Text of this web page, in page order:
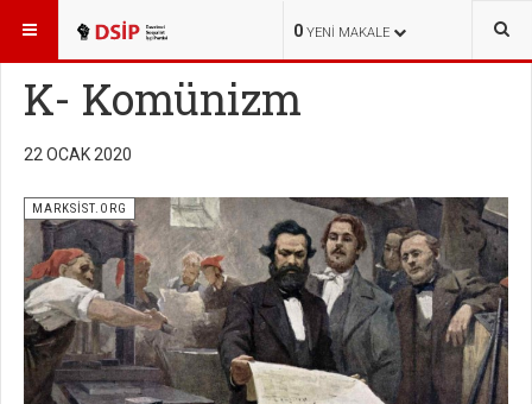
0 YENI MAKALE
BURADASINIZ: YAYINLAR MARKSİST.ORG
K- Komünizm
22 OCAK 2020
MARKSİST.ORG